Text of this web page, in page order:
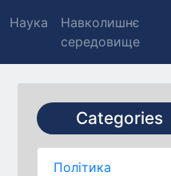
Наука
Навколишнє
середовище
Categories
Політика